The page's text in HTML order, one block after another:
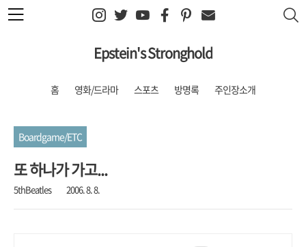
본문 바로가기
Epstein's Stronghold
홈 영화/드라마 스포츠 방명록 주인장소개
Boardgame/ETC
또 하나가 가고...
5thBeatles 2006. 8. 8.